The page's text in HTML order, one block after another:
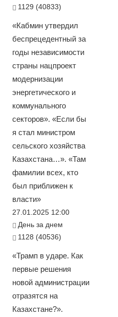
1129 (40833)
«Кабмин утвердил
беспрецедентный за
годы независимости
страны нацпроект
модернизации
энергетического и
коммунального
секторов». «Если бы
я стал министром
сельского хозяйства
Казахстана…». «Там
фамилии всех, кто
был приближен к
власти»
27.01.2025 12:00
День за днем
1128 (40536)
«Трамп в ударе. Как
первые решения
новой администрации
отразятся на
Казахстане?».